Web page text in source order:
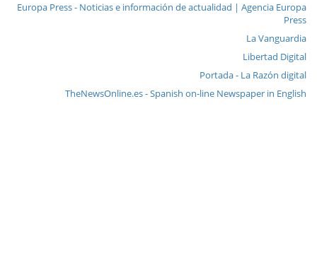
Europa Press - Noticias e información de actualidad | Agencia Europa
Press
La Vanguardia
Libertad Digital
Portada - La Razón digital
TheNewsOnline.es - Spanish on-line Newspaper in English